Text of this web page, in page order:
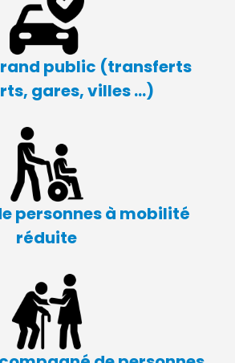
public (transferts
gares, villes …)
personnes à mobilité
réduite